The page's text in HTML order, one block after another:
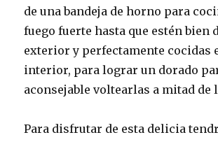
de una bandeja de horno para
fuego fuerte hasta que estén bien
exterior y perfectamente cocidas
interior, para lograr un dorado
aconsejable voltearlas a mitad de
Para disfrutar de esta delicia